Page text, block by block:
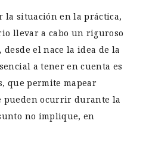
la situación en la práctica,
llevar a cabo un riguroso
el nace la idea de la
a tener en cuenta es
que permite mapear
pueden ocurrir durante la
no implique, en